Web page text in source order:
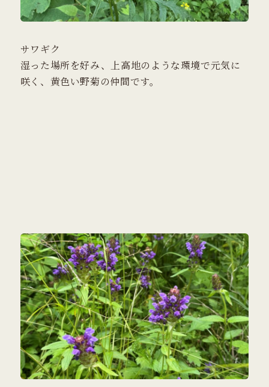
サワギク
湿った場所を好み、上高地のような環境で元気に
咲く、黄色い野菊の仲間です。